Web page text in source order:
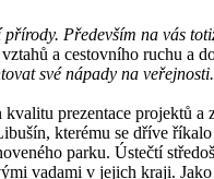
Především na vás
a cestovního ruchu a
své nápady na
prezentace projektů a
kterému se dříve
parku. Ústečtí
vadami v jejich kraji.